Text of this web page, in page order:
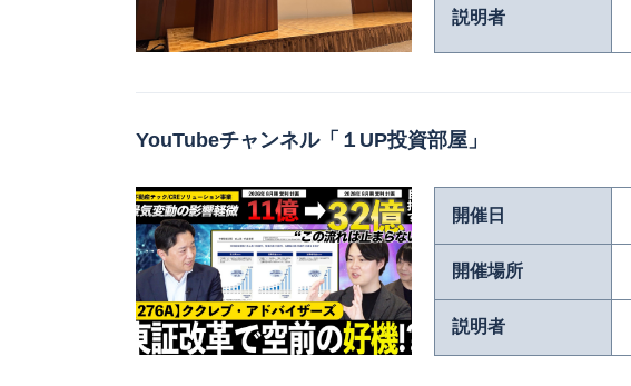
説明者
YouTubeチャンネル「１UP投資部屋」
開催日
開催場所
説明者